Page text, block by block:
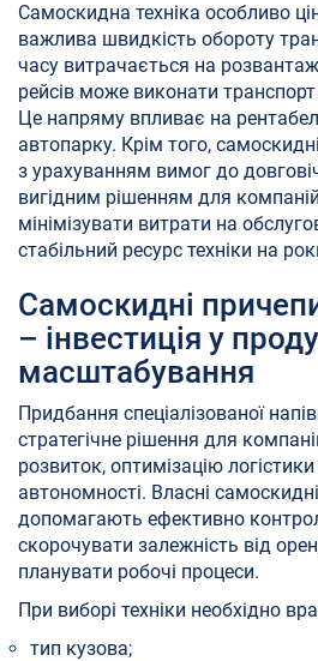
Самоскидна техніка особливо
важлива швидкість обороту
часу витрачається на
рейсів може виконати
Це напряму впливає на
автопарку. Крім того,
з урахуванням вимог до
вигідним рішенням для
мінімізувати витрати на
стабільний ресурс техніки на
Самоскидні
– інвестиція у
масштабування
Придбання спеціалізованої
стратегічне рішення для
розвиток, оптимізацію
автономності. Власні
допомагають ефективно
скорочувати залежність від
планувати робочі процеси.
При виборі техніки необхідно
тип кузова;